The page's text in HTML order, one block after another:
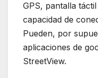
GPS, pantalla
capacidad de
Pueden, por
aplicaciones de
StreetView.